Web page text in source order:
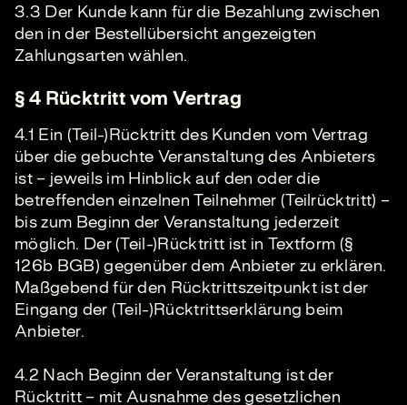
3.3 Der Kunde kann für die Bezahlung zwischen
den in der Bestellübersicht angezeigten
Zahlungsarten wählen.
§ 4 Rücktritt vom Vertrag
4.1 Ein (Teil-)Rücktritt des Kunden vom Vertrag
über die gebuchte Veranstaltung des Anbieters
ist – jeweils im Hinblick auf den oder die
betreffenden einzelnen Teilnehmer (Teilrücktritt) –
bis zum Beginn der Veranstaltung jederzeit
möglich. Der (Teil-)Rücktritt ist in Textform (§
126b BGB) gegenüber dem Anbieter zu erklären.
Maßgebend für den Rücktrittszeitpunkt ist der
Eingang der (Teil-)Rücktrittserklärung beim
Anbieter.
4.2 Nach Beginn der Veranstaltung ist der
Rücktritt – mit Ausnahme des gesetzlichen